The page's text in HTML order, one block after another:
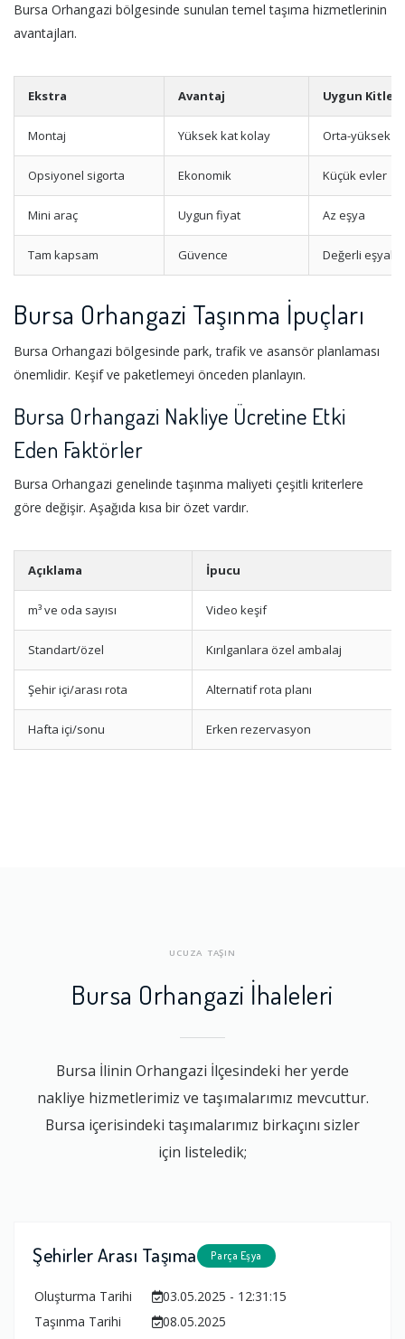
Bursa Orhangazi bölgesinde sunulan temel taşıma hizmetlerinin
avantajları.
Ekstra Avantaj Uygun Kitle
Montaj Yüksek kat kolay Orta-yüksek
Opsiyonel sigorta Ekonomik Küçük evler
Mini araç Uygun fiyat Az eşya
Tam kapsam Güvence Değerli eşyalar
Bursa Orhangazi Taşınma İpuçları
Bursa Orhangazi bölgesinde park, trafik ve asansör planlaması
önemlidir. Keşif ve paketlemeyi önceden planlayın.
Bursa Orhangazi Nakliye Ücretine Etki
Eden Faktörler
Bursa Orhangazi genelinde taşınma maliyeti çeşitli kriterlere
göre değişir. Aşağıda kısa bir özet vardır.
Açıklama İpucu
m³ ve oda sayısı Video keşif
Standart/özel Kırılganlara özel ambalaj
Şehir içi/arası rota Alternatif rota planı
Hafta içi/sonu Erken rezervasyon
UCUZA TAŞIN
Bursa Orhangazi İhaleleri
Bursa İlinin Orhangazi İlçesindeki her yerde
nakliye hizmetlerimiz ve taşımalarımız mevcuttur.
Bursa içerisindeki taşımalarımız birkaçını sizler
için listeledik;
Şehirler Arası Taşıma Parça Eşya
Oluşturma Tarihi
03.05.2025 - 12:31:15
Taşınma Tarihi
08.05.2025